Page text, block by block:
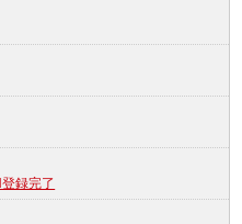
録完了